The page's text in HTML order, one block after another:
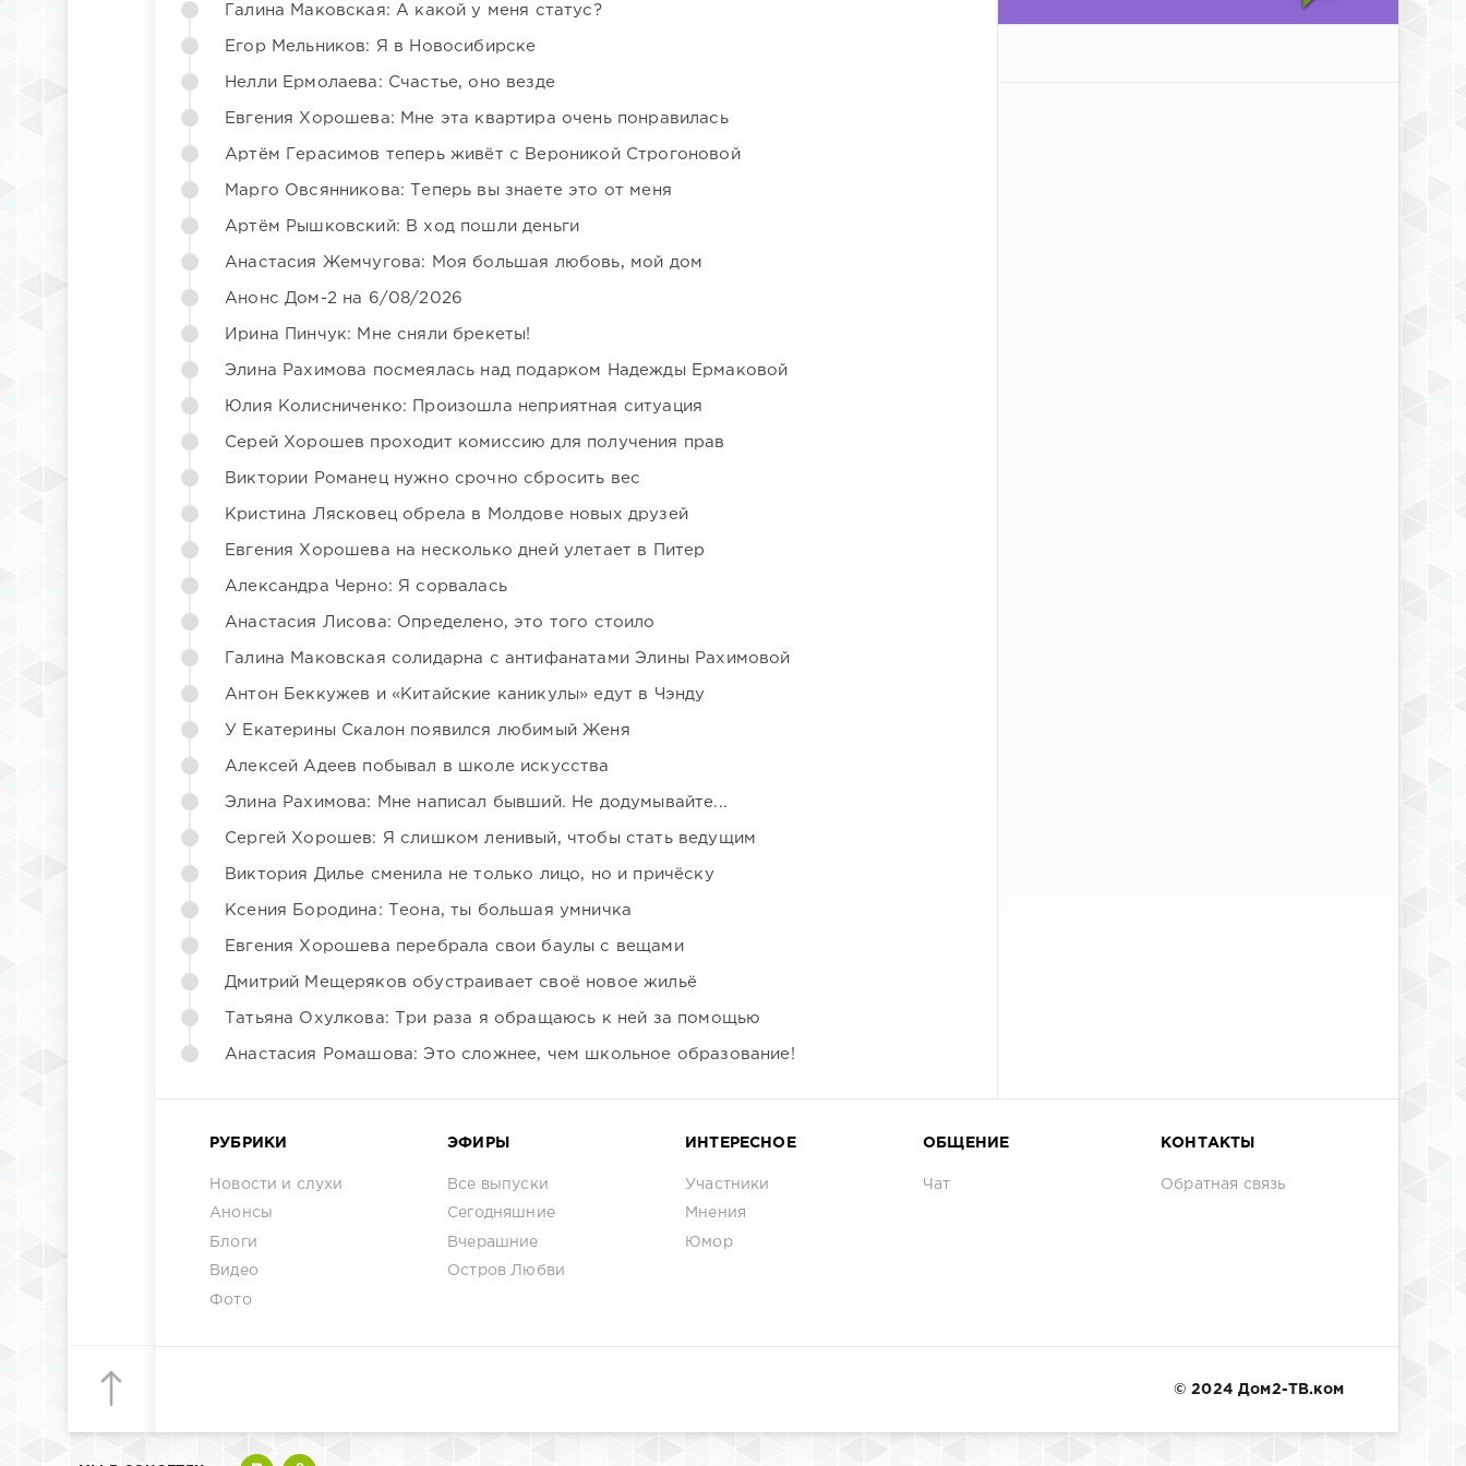
Галина Маковская: А какой у меня статус?
Егор Мельников: Я в Новосибирске
Нелли Ермолаева: Счастье, оно везде
Евгения Хорошева: Мне эта квартира очень понравилась
Артём Герасимов теперь живёт с Вероникой Строгоновой
Марго Овсянникова: Теперь вы знаете это от меня
Артём Рышковский: В ход пошли деньги
Анастасия Жемчугова: Моя большая любовь, мой дом
Анонс Дом-2 на 6/08/2026
Ирина Пинчук: Мне сняли брекеты!
Элина Рахимова посмеялась над подарком Надежды Ермаковой
Юлия Колисниченко: Произошла неприятная ситуация
Серей Хорошев проходит комиссию для получения прав
Виктории Романец нужно срочно сбросить вес
Кристина Лясковец обрела в Молдове новых друзей
Евгения Хорошева на несколько дней улетает в Питер
Александра Черно: Я сорвалась
Анастасия Лисова: Определено, это того стоило
Галина Маковская солидарна с антифанатами Элины Рахимовой
Антон Беккужев и «Китайские каникулы» едут в Чэнду
У Екатерины Скалон появился любимый Женя
Алексей Адеев побывал в школе искусства
Элина Рахимова: Мне написал бывший. Не додумывайте...
Сергей Хорошев: Я слишком ленивый, чтобы стать ведущим
Виктория Дилье сменила не только лицо, но и причёску
Ксения Бородина: Теона, ты большая умничка
Евгения Хорошева перебрала свои баулы с вещами
Дмитрий Мещеряков обустраивает своё новое жильё
Татьяна Охулкова: Три раза я обращаюсь к ней за помощью
Анастасия Ромашова: Это сложнее, чем школьное образование!
РУБРИКИ
Новости и слухи
Анонсы
Блоги
Видео
Фото
ЭФИРЫ
Все выпуски
Сегодняшние
Вчерашние
Остров Любви
ИНТЕРЕСНОЕ
Участники
Мнения
Юмор
ОБЩЕНИЕ
Чат
КОНТАКТЫ
Обратная связь
© 2024 Дом2-ТВ.ком